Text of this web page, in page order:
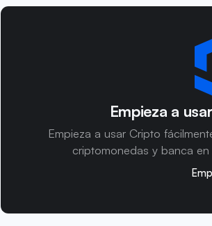
Empieza a
Empieza a usar Cripto
criptomonedas y banca